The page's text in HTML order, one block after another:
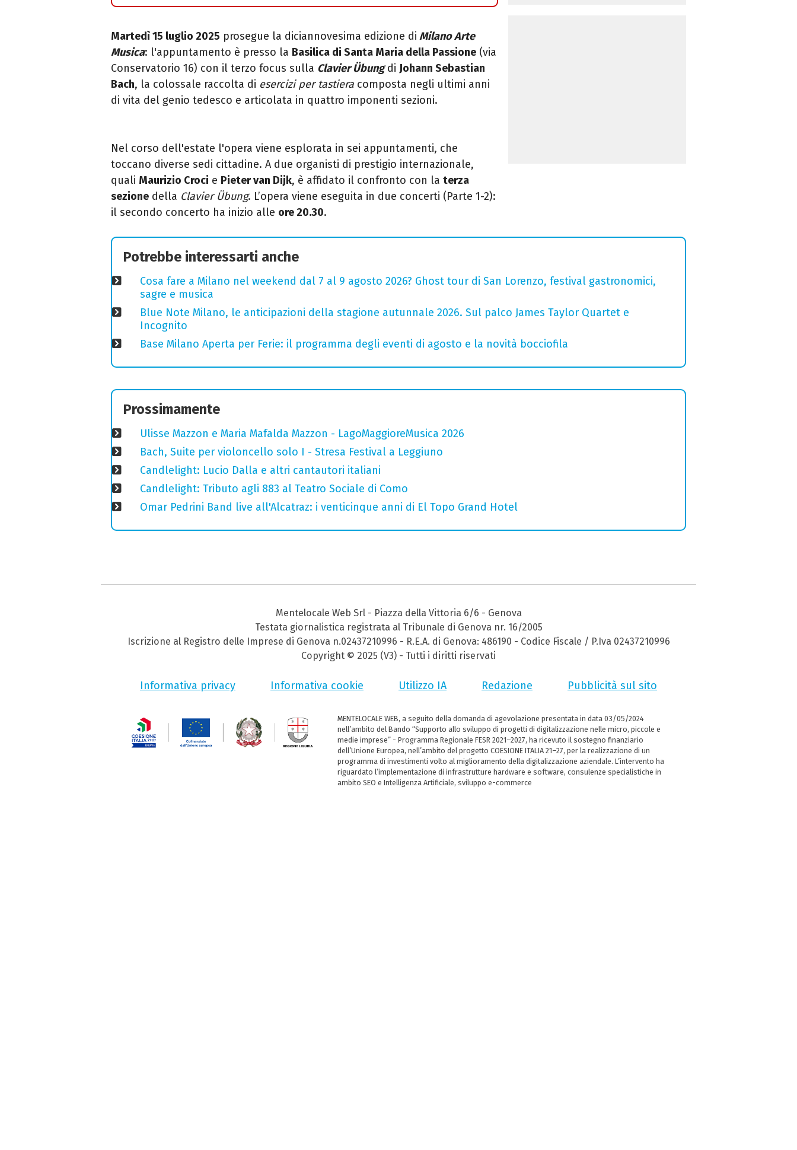
Martedì 15 luglio 2025 prosegue la diciannovesima edizione di Milano Arte
Musica: l'appuntamento è presso la Basilica di Santa Maria della Passione (via
Conservatorio 16) con il terzo focus sulla Clavier Übungdi Johann Sebastian
Bach, la colossale raccolta di esercizi per tastiera composta negli ultimi anni
di vita del genio tedesco e articolata in quattro imponenti sezioni.
Nel corso dell'estate l'opera viene esplorata in sei appuntamenti, che
toccano diverse sedi cittadine. A due organisti di prestigio internazionale,
quali Maurizio Croci e Pieter van Dijk, è affidato il confronto con la terza
sezione della Clavier Übung. L’opera viene eseguita in due concerti (Parte 1-2):
il secondo concerto ha inizio alle ore 20.30.
Potrebbe interessarti anche
Cosa fare a Milano nel weekend dal 7 al 9 agosto 2026? Ghost tour di San Lorenzo, festival gastronomici,
sagre e musica
Blue Note Milano, le anticipazioni della stagione autunnale 2026. Sul palco James Taylor Quartet e
Incognito
Base Milano Aperta per Ferie: il programma degli eventi di agosto e la novità bocciofila
Prossimamente
Ulisse Mazzon e Maria Mafalda Mazzon - LagoMaggioreMusica 2026
Bach, Suite per violoncello solo I - Stresa Festival a Leggiuno
Candlelight: Lucio Dalla e altri cantautori italiani
Candlelight: Tributo agli 883 al Teatro Sociale di Como
Omar Pedrini Band live all'Alcatraz: i venticinque anni di El Topo Grand Hotel
Mentelocale Web Srl - Piazza della Vittoria 6/6 - Genova
Testata giornalistica registrata al Tribunale di Genova nr. 16/2005
Iscrizione al Registro delle Imprese di Genova n.02437210996 - R.E.A. di Genova: 486190 - Codice Fiscale / P.Iva 02437210996
Copyright © 2025 (V3) - Tutti i diritti riservati
Informativa privacy Informativa cookie Utilizzo IA Redazione Pubblicità sul sito
MENTELOCALE WEB, a seguito della domanda di agevolazione presentata in data 03/05/2024
nell’ambito del Bando “Supporto allo sviluppo di progetti di digitalizzazione nelle micro, piccole e
medie imprese” - Programma Regionale FESR 2021–2027, ha ricevuto il sostegno finanziario
dell’Unione Europea, nell’ambito del progetto COESIONE ITALIA 21–27, per la realizzazione di un
programma di investimenti volto al miglioramento della digitalizzazione aziendale. L’intervento ha
riguardato l’implementazione di infrastrutture hardware e software, consulenze specialistiche in
ambito SEO e Intelligenza Artificiale, sviluppo e-commerce